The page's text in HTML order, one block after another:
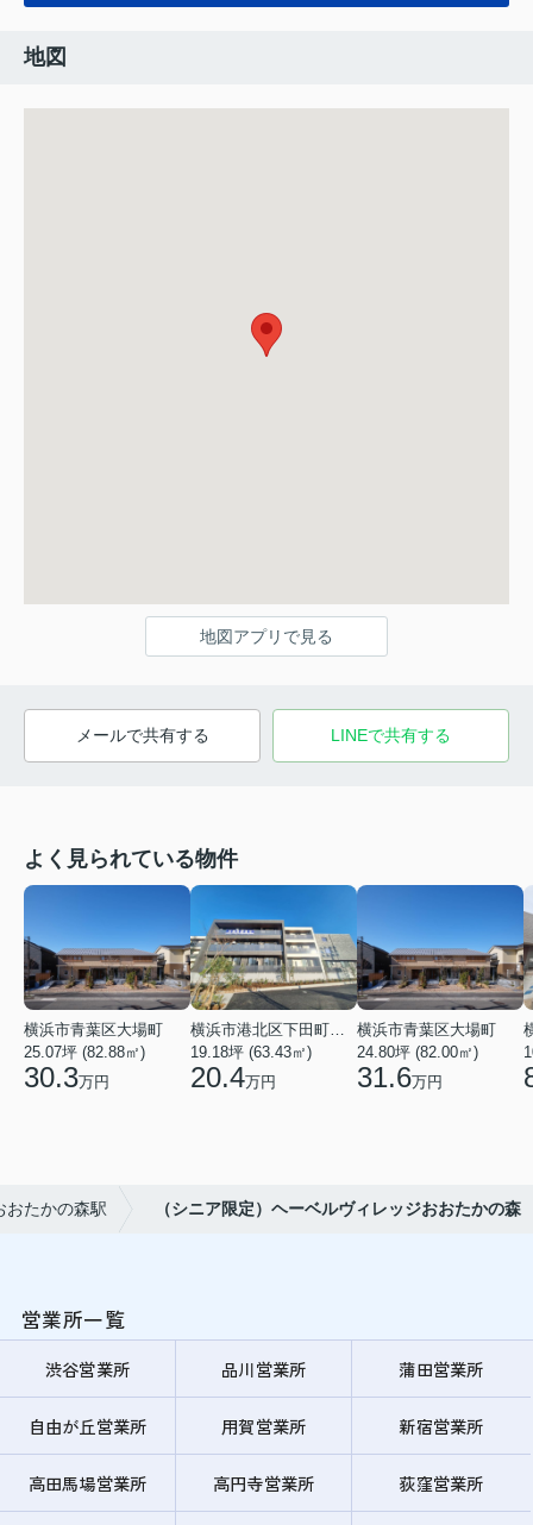
地図
地図アプリで見る
メールで共有する LINEで共有する
よく見られている物件
横浜市青葉区大場町
25.07坪 (82.88㎡)
30.3万円
19.18坪 (63.43㎡)
20.4万円
横浜市青葉区大場町
24.80坪 (82.00㎡)
31.6万円
おたかの森駅 （シニア限定）ヘーベルヴィレッジおおたかの森
営業所一覧
渋谷営業所 品川営業所 蒲田営業所
自由が丘営業所 用賀営業所 新宿営業所
高田馬場営業所 高円寺営業所 荻窪営業所